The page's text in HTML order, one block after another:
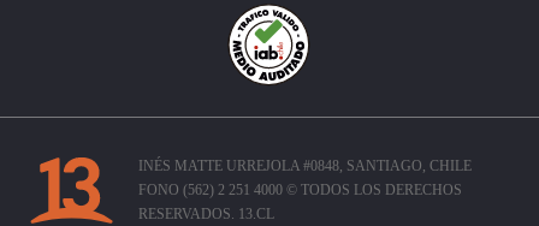
INÉS MATTE URREJOLA #0848, SANTIAGO, CHILE
FONO (562) 2 251 4000 © TODOS LOS DERECHOS
RESERVADOS. 13.CL